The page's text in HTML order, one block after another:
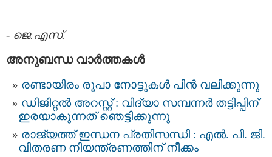
- ജെ.എസ്.
അനുബന്ധ വാര്‍ത്തകള്‍
രണ്ടായിരം രൂപാ നോട്ടുകള്‍ പിന്‍ വലിക്കുന്നു
ഡിജിറ്റൽ അറസ്റ്റ് : വിദ്യാ സമ്പന്നർ തട്ടിപ്പിന്‌
ഇരയാകുന്നത്‌ ഞെട്ടിക്കുന്നു
രാജ്യത്ത് ഇന്ധന പ്രതിസന്ധി : എൽ. പി. ജി.
വിതരണ നിയന്ത്രണത്തിന് നീക്കം